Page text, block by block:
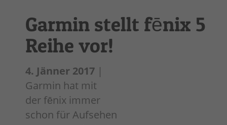
Garmin stellt fēnix 5
Reihe vor!
4. Jänner 2017 |
Garmin hat mit
der fēnix immer
schon für Aufsehen